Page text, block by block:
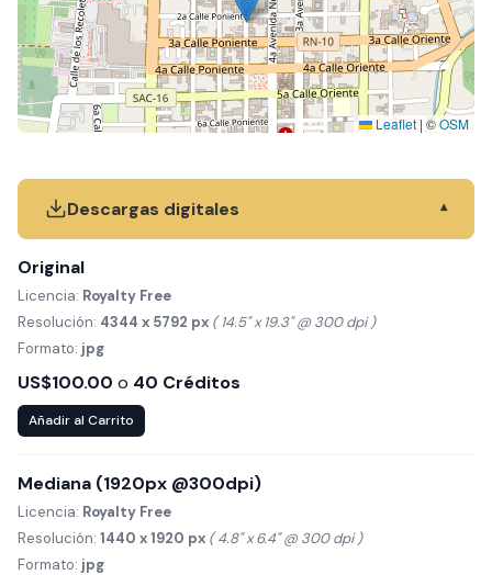
Leaflet | ©OSM
Descargas digitales ▾
Original
Licencia: Royalty Free
Resolución: 4344 x 5792 px ( 14.5" x 19.3" @ 300 dpi )
Formato: jpg
US$100.00 o 40 Créditos
Añadir al Carrito
Mediana (1920px @300dpi)
Licencia: Royalty Free
Resolución: 1440 x 1920 px ( 4.8" x 6.4" @ 300 dpi )
Formato: jpg